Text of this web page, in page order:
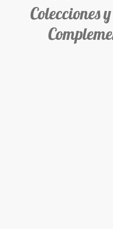
Colecciones